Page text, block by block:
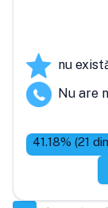
nu
Nu are
41.18% (21 din